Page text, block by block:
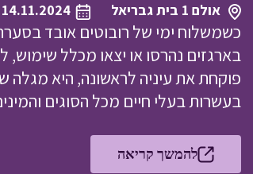
אולם 1 בית גבריאל 14.11.2024
כשמשלוח ימי של רובוטים אובד
בארגזים נהרסו או יצאו מכלל שימוש,
פוקחת את עיניה לראשונה, היא מגלה
בעשרות בעלי חיים מכל הסוגים
להמשך קריאה